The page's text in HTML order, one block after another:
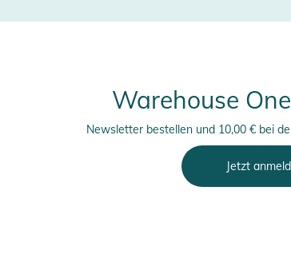
Warehouse
Newsletter bestellen und 10,00 € bei
Jetzt